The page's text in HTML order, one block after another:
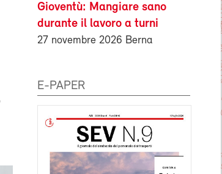
Gioventù: Mangiare sano
durante il lavoro a turni
27 novembre 2026 Berna
E-PAPER